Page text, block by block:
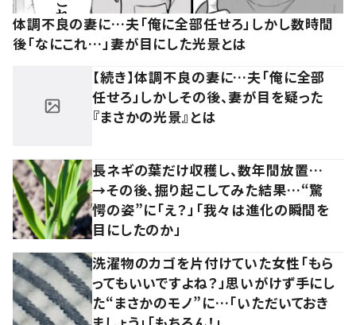
体調不良の妻に…夫「俺に全部任せろ」しかし数時間
後「なにこれ…」妻が目にした光景とは
【続き】体調不良の妻に…夫「俺に全部
任せろ」しかしその後、妻が目を疑った
『まさかの光景』とは
長ネギの葉だけ収穫し、数年間放置…
→その後、掘り起こしてみた結果…“驚
愕の姿”に「え？」「我々は進化の瞬間を
目にしたのか」
洗濯物のカゴを片付けていた女性「もら
ってもいいですよね？」思いがけず手にし
た“まさかのモノ”に…「いただいておき